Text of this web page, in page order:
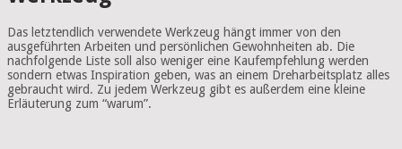
Das letztendlich verwendete Werkzeug hängt immer von den
ausgeführten Arbeiten und persönlichen Gewohnheiten ab. Die
nachfolgende Liste soll also weniger eine Kaufempfehlung werden
sondern etwas Inspiration geben, was an einem Dreharbeitsplatz alles
gebraucht wird. Zu jedem Werkzeug gibt es außerdem eine kleine
Erläuterung zum “warum”.